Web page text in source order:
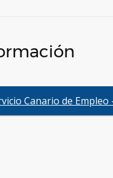
Canario de Empleo